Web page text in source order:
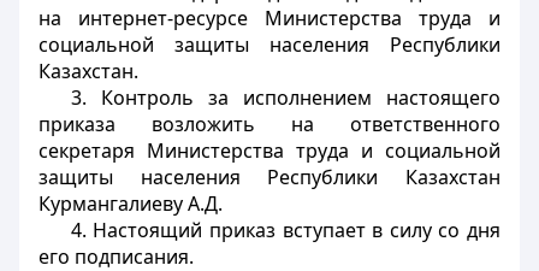
на интернет-ресурсе Министерства труда и
социальной защиты населения Республики
Казахстан.
3. Контроль за исполнением настоящего
приказа возложить на ответственного
секретаря Министерства труда и социальной
защиты населения Республики Казахстан
Курмангалиеву А.Д.
4. Настоящий приказ вступает в силу со дня
его подписания.